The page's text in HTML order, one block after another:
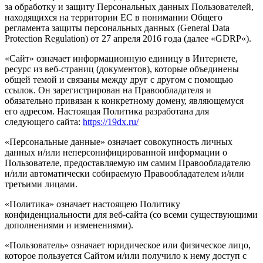
за обработку и защиту Персональных данных Пользователей,
находящихся на территории ЕС в понимании Общего
регламента защиты персональных данных (General Data
Protection Regulation) от 27 апреля 2016 года (далее «GDRP«).
«Сайт» означает информационную единицу в Интернете,
ресурс из веб-страниц (документов), которые объединены
общей темой и связаны между друг с другом с помощью
ссылок. Он зарегистрирован на Правообладателя и
обязательно привязан к конкретному домену, являющемуся
его адресом. Настоящая Политика разработана для
следующего сайта: https://19dx.ru/
«Персональные данные» означает совокупность личных
данных и/или неперсонифицированной информации о
Пользователе, предоставляемую им самим Правообладателю
и/или автоматически собираемую Правообладателем и/или
третьими лицами.
«Политика» означает настоящею Политику
конфиденциальности для веб-сайта (со всеми существующими
дополнениями и изменениями).
«Пользователь» означает юридическое или физическое лицо,
которое пользуется Сайтом и/или получило к нему доступ с